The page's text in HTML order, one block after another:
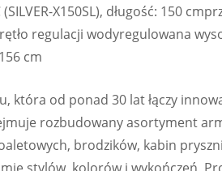
X150SL), długość: 150
regulacji wodyregulowana
cm
która od ponad 30 lat łączy
rozbudowany asortyment
brodzików, kabin
stylów, kolorów i wykończeń.